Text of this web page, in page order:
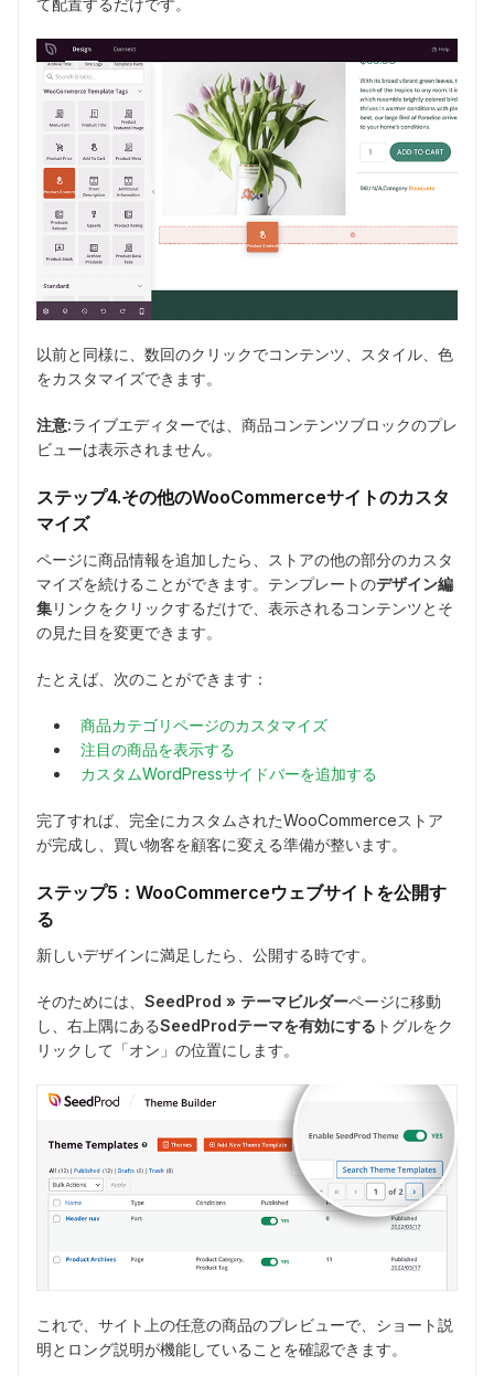
て配置するだけです。
以前と同様に、数回のクリックでコンテンツ、スタイル、色
をカスタマイズできます。
注意:ライブエディターでは、商品コンテンツブロックのプレ
ビューは表示されません。
ステップ4.その他のWooCommerceサイトのカスタ
マイズ
ページに商品情報を追加したら、ストアの他の部分のカスタ
マイズを続けることができます。テンプレートのデザイン編
集リンクをクリックするだけで、表示されるコンテンツとそ
の見た目を変更できます。
たとえば、次のことができます：
商品カテゴリページのカスタマイズ
注目の商品を表示する
カスタムWordPressサイドバーを追加する
完了すれば、完全にカスタムされたWooCommerceストア
が完成し、買い物客を顧客に変える準備が整います。
ステップ5：WooCommerceウェブサイトを公開す
る
新しいデザインに満足したら、公開する時です。
そのためには、 SeedProd » テーマビルダーページに移動
し、右上隅にあるSeedProdテーマを有効にする トグルをク
リックして「オン」の位置にします。
これで、サイト上の任意の商品のプレビューで、ショート説
明とロング説明が機能していることを確認できます。